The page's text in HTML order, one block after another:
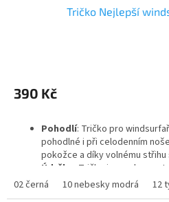
Tričko Nejlepší
390 Kč
Pohodlí: Tričko pro
pohodlné i při celodenním
pokožce a díky volnému
Údržba
: Tričko je snadno
°C, aby se zachovaly barvy a
nesráží a neztrácí svůj tvar.
02 černá 10 nebesky modrá 12